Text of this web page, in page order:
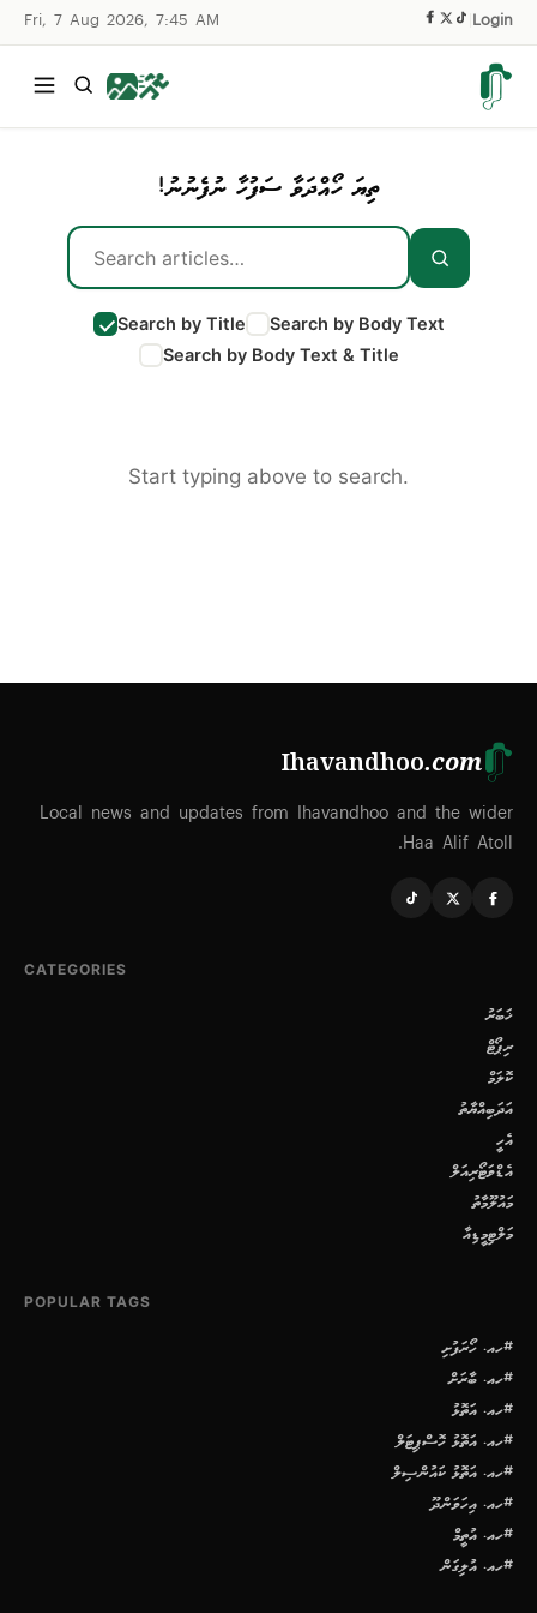
Fri, 7 Aug 2026, 7:45 AM Login
ތިޔަ ހޯއްދަވާ ސަފުހާ ނުފެނުނު!
Search by Title
Search by Body Text
Search by Body Text & Title
Start typing above to search.
Ihavandhoo.com
Local news and updates from Ihavandhoo and the wider
Haa Alif Atoll.
CATEGORIES
ޚަބަރު
ރިޕޯޓް
ކޮލަމް
އަދަބިއްޔާތު
އެހީ
އެޑްވަޓޯރިއަލް
މައުލޫމާތު
މަލްޓިމީޑިއާ
POPULAR TAGS
#ހއ. ހޯރަފުށި
#ހއ. ބާރަށް
#ހއ. އަތޮޅު
#ހއ. އަތޮޅު ހޮސްޕިޓަލް
#ހއ. އަތޮޅު ކައުންސިލް
#ހއ. އިހަވަންދޫ
#ހއ. އުތީމް
#ހއ. އުލިގަން